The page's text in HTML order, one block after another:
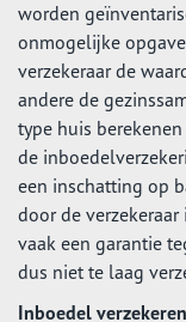
worden
onmogelijke
verzekeraar de
andere de
type huis
de
een inschatting op
door de
vaak een garantie
dus niet te laag
Inboedel